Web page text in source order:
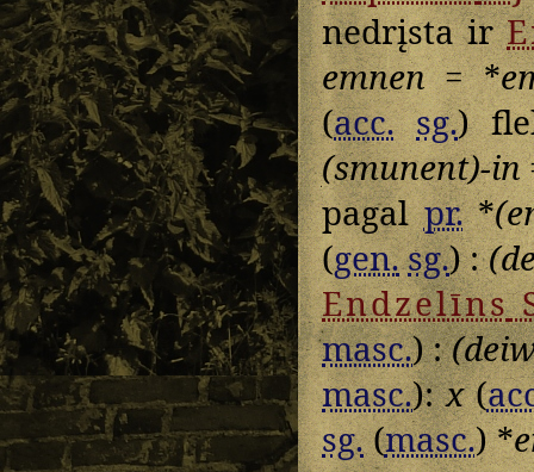
nedrįsta ir
emnen= *
(acc. sg.)
(smunent)-in
pagalpr.*
(gen.sg.) :
Endzelīns
masc.) :
masc.):x(
sg.(masc.) *